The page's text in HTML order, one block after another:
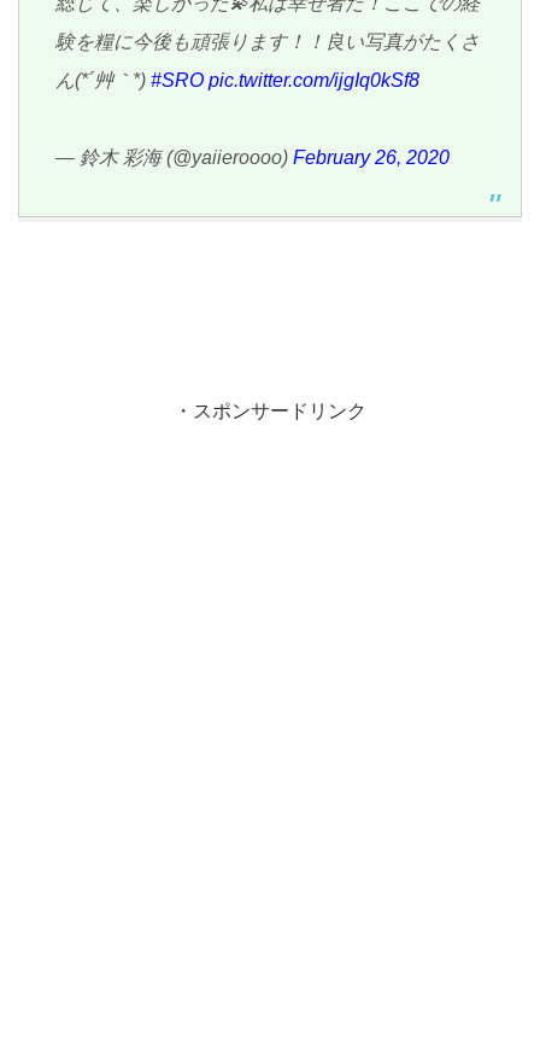
験を糧に今後も頑張ります！！良い写真がたくさ
ん(*´艸｀*) #SRO pic.twitter.com/ijgIq0kSf8
— 鈴木 彩海 (@yaiieroooo) February 26, 2020
・スポンサードリンク